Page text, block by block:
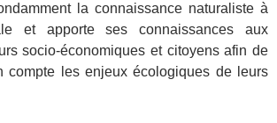
la connaissance naturaliste à
et apporte ses connaissances aux
socio-économiques et citoyens afin de
compte les enjeux écologiques de leurs